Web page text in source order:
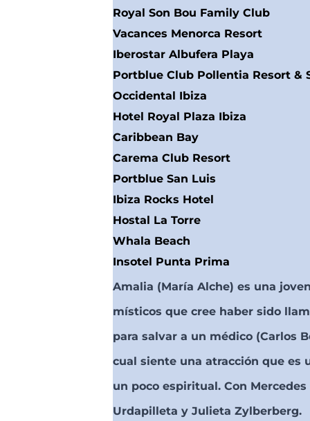
Royal Son Bou Family Club
Vacances Menorca Resort
Iberostar Albufera Playa
Portblue Club Pollentia Resort &
Occidental Ibiza
Hotel Royal Plaza Ibiza
Caribbean Bay
Carema Club Resort
Portblue San Luis
Ibiza Rocks Hotel
Hostal La Torre
Whala Beach
Insotel Punta Prima
Amalia (María Alche) es una
místicos que cree haber sido
para salvar a un médico (Carlos
cual siente una atracción que es
un poco espiritual. Con
Urdapilleta y Julieta Zylberberg.